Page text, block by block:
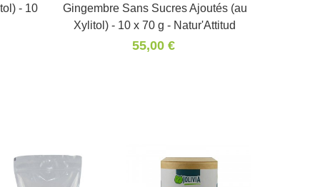
- 10
Gingembre Sans Sucres Ajoutés (au
Xylitol) - 10 x 70 g - Natur'Attitud
55,00 €